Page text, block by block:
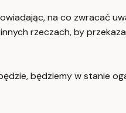
na co zwracać
rzeczach, by
będziemy w stanie